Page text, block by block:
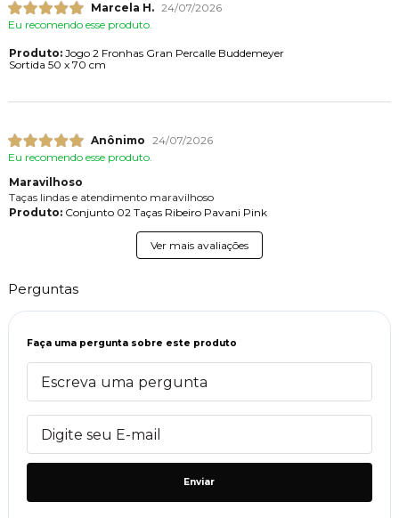
Marcela H. 24/07/2026
Eu recomendo esse produto.
Produto:Jogo 2 Fronhas Gran Percalle Buddemeyer
Sortida 50 x 70 cm
Anônimo 24/07/2026
Eu recomendo esse produto.
Maravilhoso
Taças lindas e atendimento maravilhoso
Produto:Conjunto 02 Taças Ribeiro Pavani Pink
Ver mais avaliações
Perguntas
Faça uma pergunta sobre este produto
Enviar